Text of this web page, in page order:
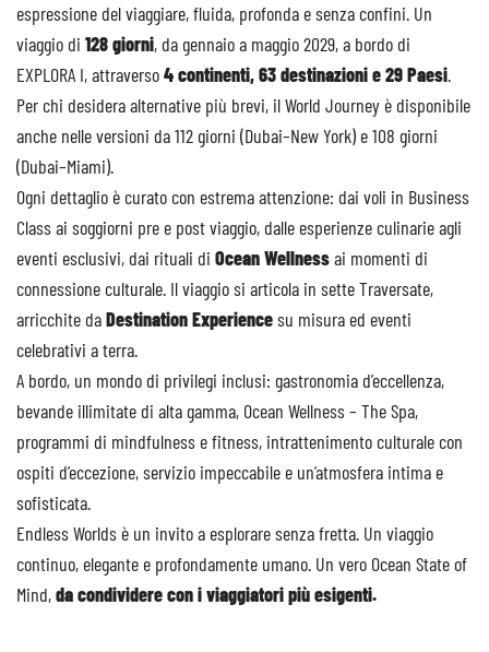
espressione del viaggiare, fluida, profonda e senza confini. Un
viaggio di 128 giorni, da gennaio a maggio 2029, a bordo di
EXPLORA I, attraverso4 continenti, 63 destinazioni e 29 Paesi.
Per chi desidera alternative più brevi, il World Journey è disponibile
anche nelle versioni da 112 giorni (Dubai–New York) e 108 giorni
(Dubai–Miami).
Ogni dettaglio è curato con estrema attenzione: dai voli in Business
Class ai soggiorni pre e post viaggio, dalle esperienze culinarie agli
eventi esclusivi, dai rituali di Ocean Wellnessai momenti di
connessione culturale. Il viaggio si articola in sette Traversate,
arricchite daDestination Experiencesu misura ed eventi
celebrativi a terra.
A bordo, un mondo di privilegi inclusi: gastronomia d’eccellenza,
bevande illimitate di alta gamma, Ocean Wellness – The Spa,
programmi di mindfulness e fitness, intrattenimento culturale con
ospiti d’eccezione, servizio impeccabile e un’atmosfera intima e
sofisticata.
Endless Worlds è un invito a esplorare senza fretta. Un viaggio
continuo, elegante e profondamente umano. Un vero Ocean State of
Mind,da condividere con i viaggiatori più esigenti.